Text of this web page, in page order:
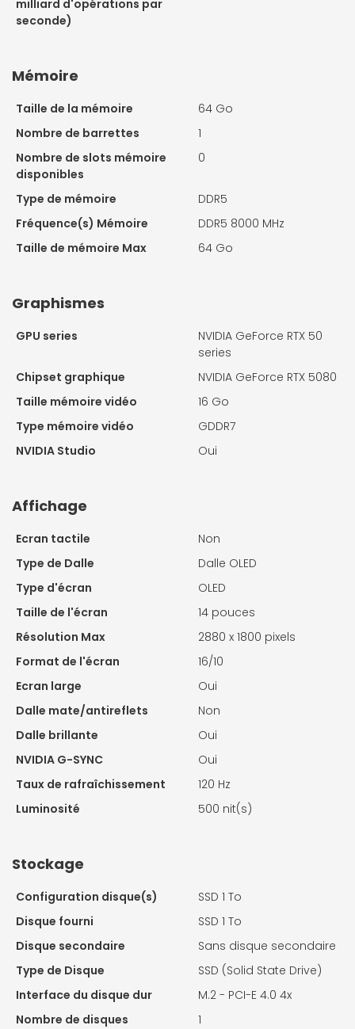
milliard d'opérations par
seconde)
Mémoire
Taille de la mémoire
64 Go
Nombre de barrettes
1
Nombre de slots mémoire
disponibles
0
Type de mémoire
DDR5
Fréquence(s) Mémoire
DDR5 8000 MHz
Taille de mémoire Max
64 Go
Graphismes
GPU series
NVIDIA GeForce RTX 50
series
Chipset graphique
NVIDIA GeForce RTX 5080
Taille mémoire vidéo
16 Go
Type mémoire vidéo
GDDR7
NVIDIA Studio
Oui
Affichage
Ecran tactile
Non
Type de Dalle
Dalle OLED
Type d'écran
OLED
Taille de l'écran
14 pouces
Résolution Max
2880 x 1800 pixels
Format de l'écran
16/10
Ecran large
Oui
Dalle mate/antireflets
Non
Dalle brillante
Oui
NVIDIA G-SYNC
Oui
Taux de rafraîchissement
120 Hz
Luminosité
500 nit(s)
Stockage
Configuration disque(s)
SSD 1 To
Disque fourni
SSD 1 To
Disque secondaire
Sans disque secondaire
Type de Disque
SSD (Solid State Drive)
Interface du disque dur
M.2 - PCI-E 4.0 4x
Nombre de disques
1